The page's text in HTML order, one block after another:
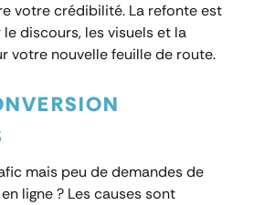
votre crédibilité. La refonte est
le discours, les visuels et la
votre nouvelle feuille de route.
mais peu de demandes de
ligne ? Les causes sont